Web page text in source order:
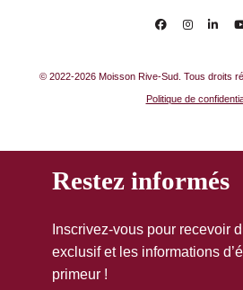
© 2022-2026 Moisson Rive-Sud. Tous droits
Politique de
Restez informés
Inscrivez-vous pour recevoir
exclusif et les informations
primeur !